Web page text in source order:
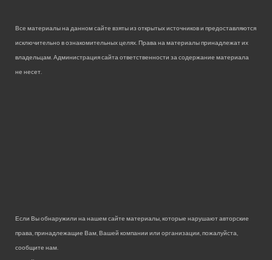
Все материалы на данном сайте взяты из открытых источников и предоставляются
исключительно в ознакомительных целях. Права на материалы принадлежат их
владельцам. Администрация сайта ответственности за содержание материала
не несет.
Если Вы обнаружили на нашем сайте материалы, которые нарушают авторские
права, принадлежащие Вам, Вашей компании или организации, пожалуйста,
сообщите нам.